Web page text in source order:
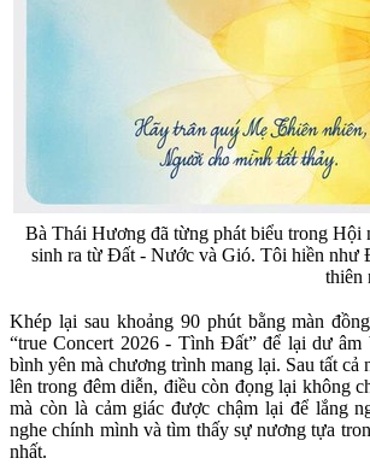
Bà Thái Hương đã từng phát biểu trong
sinh ra từ Ðất - Nước và Gió. Tôi hiền như
thiên
Khép lại sau khoảng 90 phút bằng màn
“true Concert 2026 - Tình Đất” để lại dư âm
bình yên mà chương trình mang lại. Sau tất cả
lên trong đêm diễn, điều còn đọng lại không
mà còn là cảm giác được chậm lại để lắng
nghe chính mình và tìm thấy sự nương tựa
nhất.